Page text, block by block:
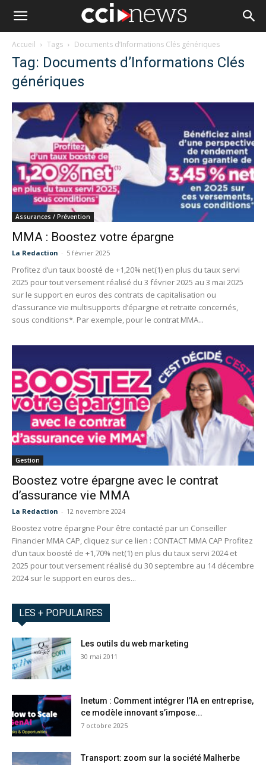
Accueil Tags Documents d’Informations Clés génériques
Tag: Documents d’Informations Clés
génériques
Assurances / Prévention
MMA : Boostez votre épargne
La Redaction - 5 février 2025
Profitez d’un taux boosté de +1,20% net(1) en plus du taux servi
2025 pour tout versement réalisé du 3 février 2025 au 3 mai 2025
sur le support en euros des contrats de capitalisation ou
d’assurance vie multisupports d’épargne et retraite concernés,
sous conditions*. Par exemple, pour le contrat MMA...
Gestion
Boostez votre épargne avec le contrat
d’assurance vie MMA
La Redaction - 12 novembre 2024
Boostez votre épargne Pour être contacté par un Conseiller
Financier MMA CAP, cliquez sur ce lien : CONTACT MMA CAP Profitez
d’un taux boosté de +1,70% net(1) en plus du taux servi 2024 et
2025 pour tout versement réalisé du 30 septembre au 14 décembre
2024 sur le support en euros des...
LES + POPULAIRES
Les outils du web marketing
30 mai 2011
Inetum : Comment intégrer l’IA en entreprise,
ce modèle innovant s’impose...
7 octobre 2025
Transport: zoom sur la société Malherbe